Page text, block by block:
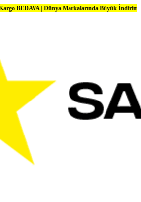
| Dünya Markalarında Büyük İndirimler